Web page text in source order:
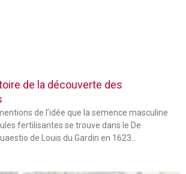
de la découverte des
de l’idée que la semence masculine
fertilisantes se trouve dans le De
de Louis du Gardin en 1623…